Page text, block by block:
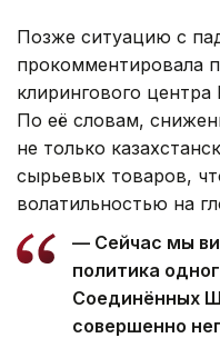
Позже ситуацию с
прокомментировала
клирингового
По её словам,
не только
сырьевых товаров,
волатильностью на
— Сейчас мы
политика
Соединённых
совершенно